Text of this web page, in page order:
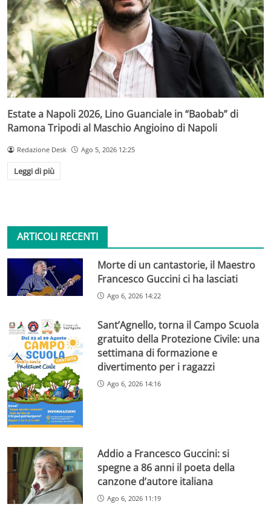
Estate a Napoli 2026, Lino Guanciale in “Baobab” di
Ramona Tripodi al Maschio Angioino di Napoli
Redazione Desk Ago 5, 2026 12:25
Leggi di più
ARTICOLI RECENTI
Morte di un cantastorie, il Maestro
Francesco Guccini ci ha lasciati
Ago 6, 2026 14:22
Sant’Agnello, torna il Campo Scuola
gratuito della Protezione Civile: una
settimana di formazione e
divertimento per i ragazzi
Ago 6, 2026 14:16
Addio a Francesco Guccini: si
spegne a 86 anni il poeta della
canzone d’autore italiana
Ago 6, 2026 11:19